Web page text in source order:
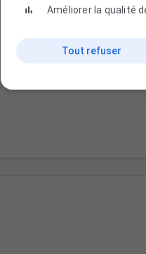
Maison Oletta :
25 Les Jardins d'Oletta, 20217
Améliorer la qualité
Tout refuser